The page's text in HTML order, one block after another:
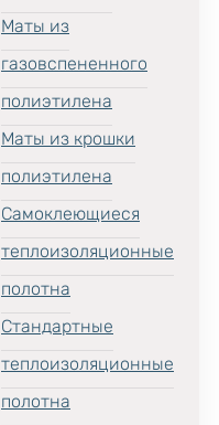
Маты из
газовспененного
полиэтилена
Маты из крошки
полиэтилена
Самоклеющиеся
теплоизоляционные
полотна
Стандартные
теплоизоляционные
полотна